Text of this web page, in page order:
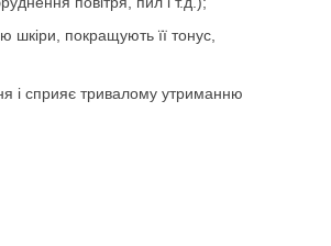
шкіри, покращують її тонус,
і сприяє тривалому утриманню